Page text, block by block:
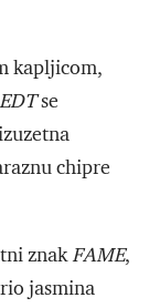
kapljicom,
se
chipre
znakFAME,
jasmina